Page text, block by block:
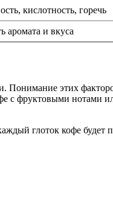
кислотность, горечь
аромата и вкуса
Понимание этих
фруктовыми нотами
глоток кофе будет